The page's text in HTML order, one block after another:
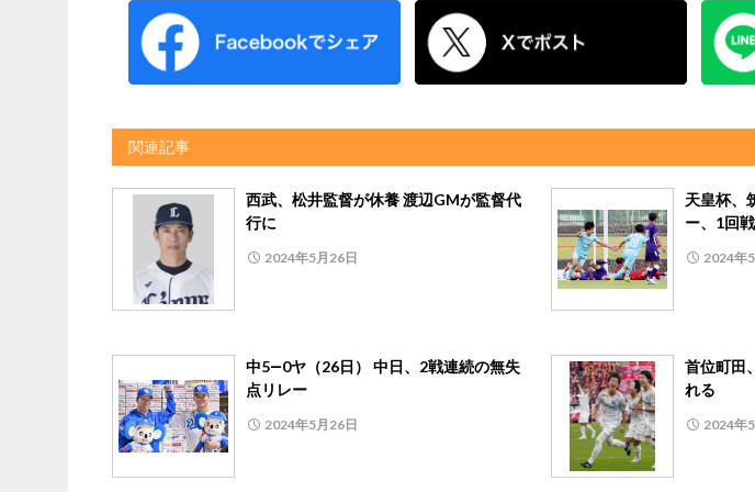
関連記事
西武、松井監督が休養 渡辺GMが監督代
行に
2024年5月26日
天皇杯、
ー、1回
2024年
中5―0ヤ（26日） 中日、2戦連続の無失
点リレー
2024年5月26日
首位町田
れる
2024年